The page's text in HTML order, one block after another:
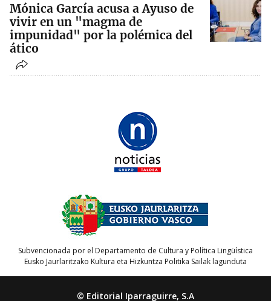
Mónica García acusa a Ayuso de
vivir en un "magma de
impunidad" por la polémica del
ático
Subvencionada por el Departamento de Cultura y Política Lingüística
Eusko Jaurlaritzako Kultura eta Hizkuntza Politika Sailak lagunduta
© Editorial Iparraguirre, S.A